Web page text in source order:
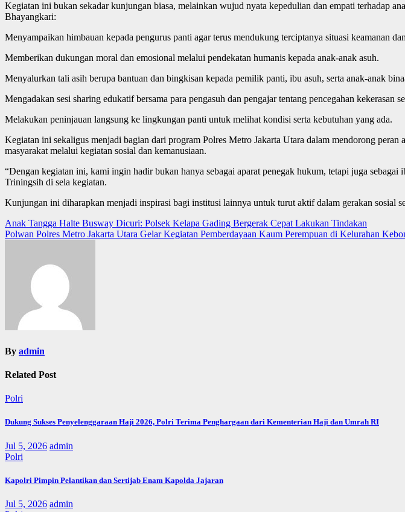
Kegiatan ini bukan sekadar kunjungan biasa, melainkan wujud nyata kepedulian dan empati terhadap
Bhayangkari:
Menyampaikan himbauan kepada pengurus panti agar terus mendukung terciptanya situasi keamanan
Memberikan dukungan moral dan emosional melalui pendekatan humanis kepada anak-anak asuh.
Menyalurkan tali asih berupa bantuan dan bingkisan kepada pemilik panti, ibu asuh, serta anak-anak
Mengadakan sesi sharing edukatif bersama para pengasuh dan pengajar tentang pencegahan kekerasan
Melakukan peninjauan langsung ke lingkungan panti untuk melihat kondisi serta kebutuhan yang ada.
Kegiatan ini sekaligus menjadi bagian dari program Polres Metro Jakarta Utara dalam mendorong
masyarakat melalui kegiatan sosial dan kemanusiaan.
“Dengan kegiatan ini, kami ingin hadir bukan hanya sebagai aparat penegak hukum, tetapi juga
Triningsih di sela kegiatan.
Kunjungan ini diharapkan menjadi inspirasi bagi institusi lainnya untuk turut aktif dalam gerakan sosial
Post
navigation
Anak Tangga Halte Busway Dicuri: Polsek Kelapa Gading Bergerak Cepat Lakukan Tindakan
Polwan Polres Metro Jakarta Utara Gelar Kegiatan Pemberdayaan Kaum Perempuan di Kelurahan
By admin
Related Post
Polri
Dukung Sukses Penyelenggaraan Haji 2026, Polri Terima Penghargaan dari Kementerian Haji dan Umrah RI
Jul 5, 2026 admin
Polri
Kapolri Pimpin Pelantikan dan Sertijab Enam Kapolda Jajaran
Jul 5, 2026 admin